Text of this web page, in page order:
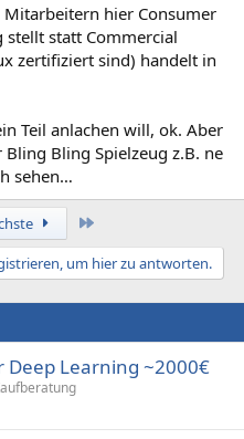
Mitarbeitern hier Consumer
stellt statt Commercial
zertifiziert sind) handelt in
Teil anlachen will, ok. Aber
Bling Spielzeug z.B. ne
sehen…
um hier zu antworten.
Deep Learning ~2000€